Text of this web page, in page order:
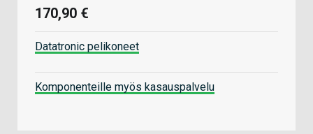
170,90 €
Datatronic pelikoneet
Komponenteille myös kasauspalvelu